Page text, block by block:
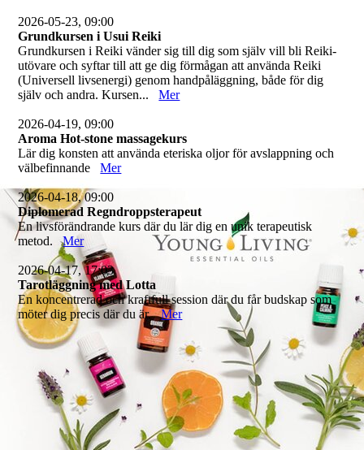
2026-05-23, 09:00
Grundkursen i Usui Reiki
Grundkursen i Reiki vänder sig till dig som själv vill bli Reiki-
utövare och syftar till att ge dig förmågan att använda Reiki
(Universell livsenergi) genom handpåläggning, både för dig
själv och andra. Kursen...Mer
2026-04-19, 09:00
Aroma Hot-stone massagekurs
Lär dig konsten att använda eteriska oljor för avslappning och
välbefinnandeMer
2026-04-18, 09:00
Diplomerad Regndroppsterapeut
En livsförändrande kurs där du lär dig en unik terapeutisk
metod.Mer
2026-04-17, 17:03
Tarotläggning med Lotta
En koncentrerad och kraftfull session där du får budskap som
möter dig precis där du är.Mer